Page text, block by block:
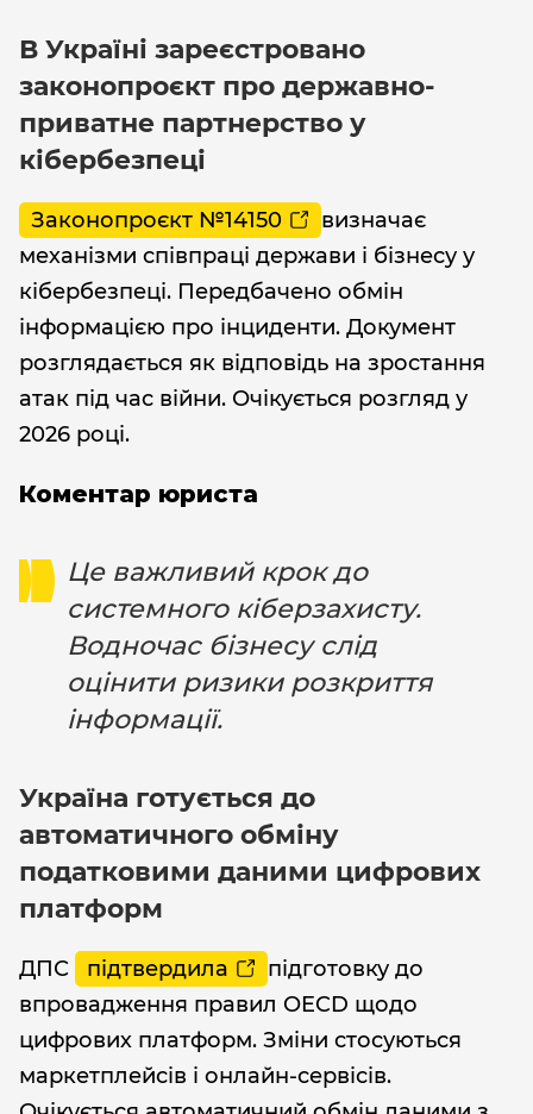
В Україні зареєстровано
законопроєкт про державно-
приватне партнерство у
кібербезпеці
Законопроєкт №14150
визначає
механізми співпраці держави і бізнесу у
кібербезпеці. Передбачено обмін
інформацією про інциденти. Документ
розглядається як відповідь на зростання
атак під час війни. Очікується розгляд у
2026 році.
Коментар юриста
Це важливий крок до
системного кіберзахисту.
Водночас бізнесу слід
оцінити ризики розкриття
інформації.
Україна готується до
автоматичного обміну
податковими даними цифрових
платформ
ДПС підтвердила
підготовку до
впровадження правил OECD щодо
цифрових платформ. Зміни стосуються
маркетплейсів і онлайн-сервісів.